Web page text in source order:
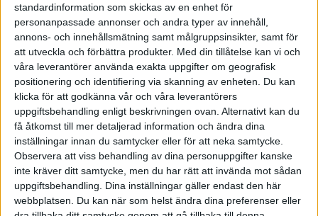
standardinformation som skickas av en enhet för
personanpassade annonser och andra typer av innehåll,
annons- och innehållsmätning samt målgruppsinsikter, samt för
att utveckla och förbättra produkter. Med din tillåtelse kan vi och
våra leverantörer använda exakta uppgifter om geografisk
positionering och identifiering via skanning av enheten. Du kan
klicka för att godkänna vår och våra leverantörers
uppgiftsbehandling enligt beskrivningen ovan. Alternativt kan du
få åtkomst till mer detaljerad information och ändra dina
inställningar innan du samtycker eller för att neka samtycke.
Observera att viss behandling av dina personuppgifter kanske
inte kräver ditt samtycke, men du har rätt att invända mot sådan
uppgiftsbehandling. Dina inställningar gäller endast den här
webbplatsen. Du kan när som helst ändra dina preferenser eller
2012-06-04 17:47
Bra idé 🙂 Är tv3 som kommer sända den. Hur
värderar man en domän då?
Sam Anderson
2012-06-07 10:29